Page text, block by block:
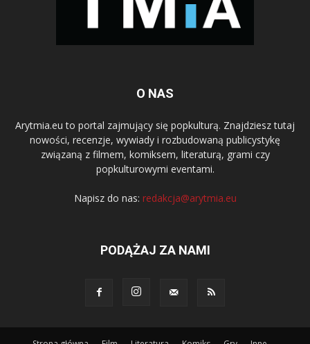
O NAS
Arytmia.eu to portal zajmujący się popkulturą. Znajdziesz tutaj
nowości, recenzje, wywiady i rozbudowaną publicystykę
związaną z filmem, komiksem, literaturą, grami czy
popkulturowymi eventami.
Napisz do nas: redakcja@arytmia.eu
PODĄŻAJ ZA NAMI